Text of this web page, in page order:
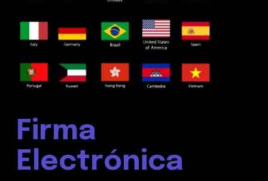
Firma
Electrónica